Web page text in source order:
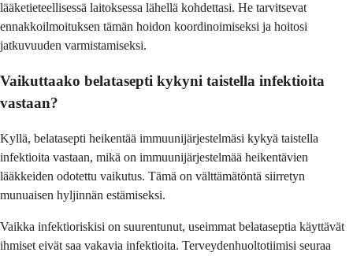
lääketieteellisessä laitoksessa lähellä kohdettasi. He tarvitsevat
ennakkoilmoituksen tämän hoidon koordinoimiseksi ja hoitosi
jatkuvuuden varmistamiseksi.
Vaikuttaako belatasepti kykyni taistella infektioita
vastaan?
Kyllä, belatasepti heikentää immuunijärjestelmäsi kykyä taistella
infektioita vastaan, mikä on immuunijärjestelmää heikentävien
lääkkeiden odotettu vaikutus. Tämä on välttämätöntä siirretyn
munuaisen hyljinnän estämiseksi.
Vaikka infektioriskisi on suurentunut, useimmat belataseptia käyttävät
ihmiset eivät saa vakavia infektioita. Terveydenhuoltotiimisi seuraa